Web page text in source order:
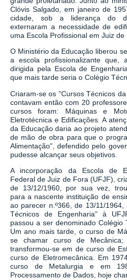
Clóvis Salgado, em janeiro de
cidade, sob a liderança do
externaram a necessidade de
uma Escola Profissional em Juiz de
O Ministério da Educação liberou
a escola profissionalizante que,
dirigida pela Escola de
que mais tarde seria o Colégio
Criaram-se os "Cursos Técnicos
contavam então com 20
cursos foram: Máquinas e
Eletrotécnica e Edificações. A
da Educação daria ao projeto
de mão de obra para que o
Alimentação", defendido pelo
pudesse alcançar seus objetivos.
A incorporação da Escola de
Federal de Juiz de Fora (UFJF),
de 13/12/1960, por sua vez,
para a nascente instituição de
ao parecer n.º366, de 13/11/
Técnicos de Engenharia" à
passou a ser denominado Colégio
Um ano mais tarde, o curso de
se chamar curso de
transformou-se em de curso de
curso de Eletromecânica. Em
curso de Metalurgia e em
Processamento de Dados, hoje